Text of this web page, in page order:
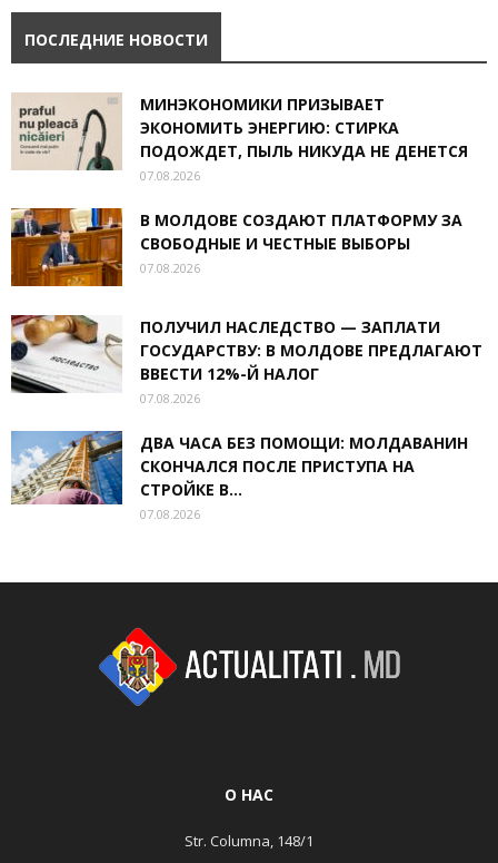
ПОСЛЕДНИЕ НОВОСТИ
МИНЭКОНОМИКИ ПРИЗЫВАЕТ
ЭКОНОМИТЬ ЭНЕРГИЮ: СТИРКА
ПОДОЖДЕТ, ПЫЛЬ НИКУДА НЕ ДЕНЕТСЯ
07.08.2026
В МОЛДОВЕ СОЗДАЮТ ПЛАТФОРМУ ЗА
СВОБОДНЫЕ И ЧЕСТНЫЕ ВЫБОРЫ
07.08.2026
ПОЛУЧИЛ НАСЛЕДСТВО — ЗАПЛАТИ
ГОСУДАРСТВУ: В МОЛДОВЕ ПРЕДЛАГАЮТ
ВВЕСТИ 12%-Й НАЛОГ
07.08.2026
ДВА ЧАСА БЕЗ ПОМОЩИ: МОЛДАВАНИН
СКОНЧАЛСЯ ПОСЛЕ ПРИСТУПА НА
СТРОЙКЕ В...
07.08.2026
О НАС
Str. Columna, 148/1